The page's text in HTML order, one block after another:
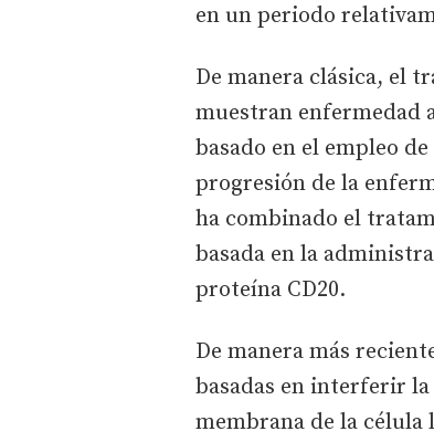
en un periodo
De manera clásica, el
muestran enfermedad
basado en el empleo
progresión de la
ha combinado el
basada en la
proteína CD20.
De manera más
basadas en interferir
membrana de la